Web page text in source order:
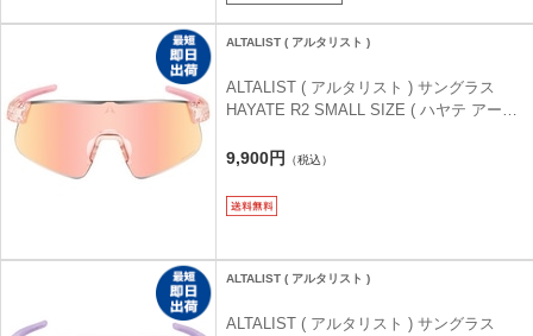
ALTALIST ( アルタリスト )
ALTALIST ( アルタリスト ) サングラス
HAYATE R2 SMALL SIZE ( ハヤテ アール
トクリアピンク ( レッドミラー/VIV20調光
9,900円 （税込）
ALTALIST ( アルタリスト )
ALTALIST ( アルタリスト ) サングラス